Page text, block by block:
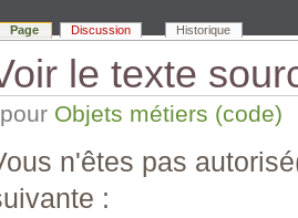
le texte
pour Objets métiers (code)
n'êtes pas
:
Page Discussion Historique